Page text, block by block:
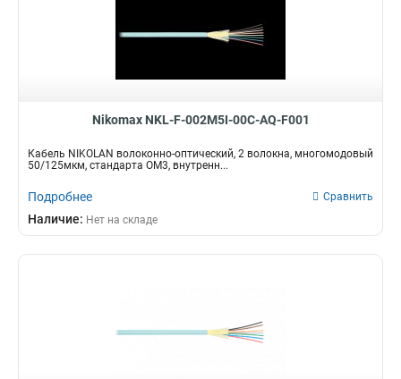
Nikomax NKL-F-002M5I-00C-AQ-F001
Кабель NIKOLAN волоконно-оптический, 2 волокна, многомодовый
50/125мкм, стандарта ОМ3, внутренн...
Подробнее Сравнить
Наличие: Нет на складе